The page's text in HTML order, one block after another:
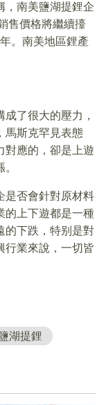
，南美鹽湖提鋰企
售價格將繼續擡
。南美地區鋰產
成了很大的壓力，
馬斯克罕見表態
對應的，卻是上遊
是否會針對原材料
的上下遊都是一種
的下跌，特别是對
行業來說，一切皆
湖提鋰